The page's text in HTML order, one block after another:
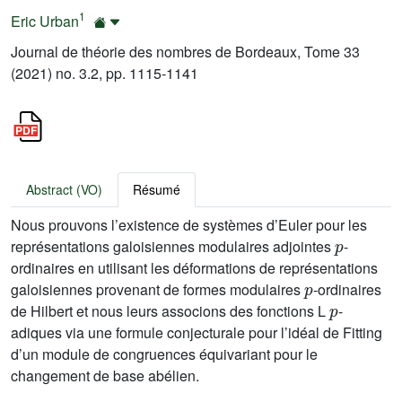
Eric Urban1
Journal de théorie des nombres de Bordeaux, Tome 33
(2021) no. 3.2, pp. 1115-1141
Abstract (VO) Résumé
Nous prouvons l’existence de systèmes d’Euler pour les
représentations galoisiennes modulaires adjointes
p
-
ordinaires en utilisant les déformations de représentations
galoisiennes provenant de formes modulaires
p
-ordinaires
de Hilbert et nous leurs associons des fonctions L
p
-
adiques via une formule conjecturale pour l’idéal de Fitting
d’un module de congruences équivariant pour le
changement de base abélien.